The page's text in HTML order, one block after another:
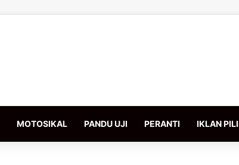
MOTOSIKAL PANDU UJI PERANTI IKLAN